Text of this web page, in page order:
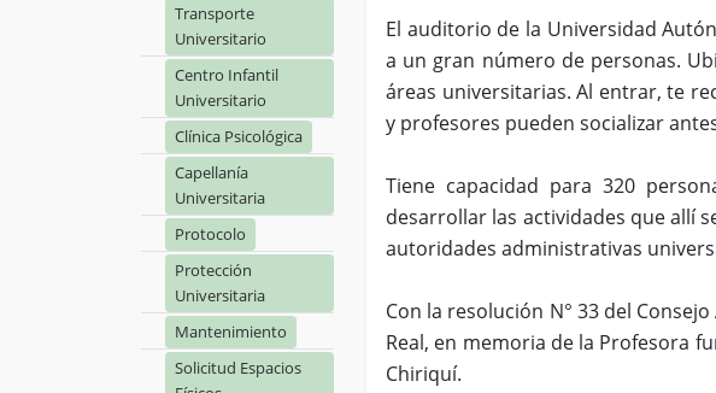
Transporte
Universitario
Centro Infantil
Universitario
Clínica Psicológica
Capellanía
Universitaria
Protocolo
Protección
Universitaria
Mantenimiento
Solicitud Espacios
El auditorio de la Universidad
a un gran número de personas.
áreas universitarias. Al entrar, te
y profesores pueden socializar
Tiene capacidad para 320
desarrollar las actividades que allí
autoridades administrativas
Con la resolución N° 33 del
Real, en memoria de la Profesora
Chiriquí.